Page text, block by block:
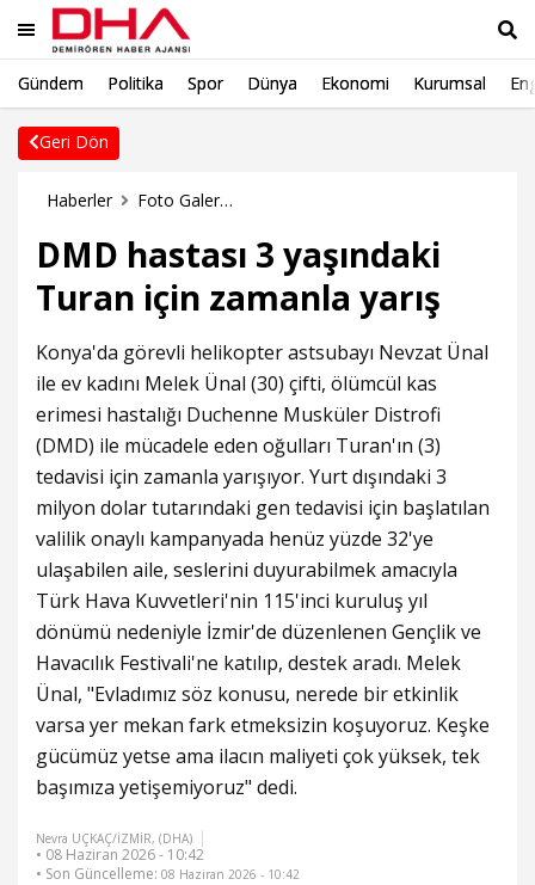
Geri Dön
Gündem Politika Spor Dünya Ekonomi Kurumsal
Haberler Foto Galeri Haberleri
DMD hastası 3 yaşındaki
Turan için zamanla yarış
Konya'da görevli helikopter astsubayı Nevzat Ünal
ile ev kadını Melek Ünal (30) çifti, ölümcül kas
erimesi hastalığı Duchenne Musküler Distrofi
(DMD) ile mücadele eden oğulları Turan'ın (3)
tedavisi için zamanla yarışıyor. Yurt dışındaki 3
milyon dolar tutarındaki gen tedavisi için başlatılan
valilik onaylı kampanyada henüz yüzde 32'ye
ulaşabilen aile, seslerini duyurabilmek amacıyla
Türk Hava Kuvvetleri'nin 115'inci kuruluş yıl
dönümü nedeniyle İzmir'de düzenlenen Gençlik ve
Havacılık Festivali'ne katılıp, destek aradı. Melek
Ünal, "Evladımız söz konusu, nerede bir etkinlik
varsa yer mekan fark etmeksizin koşuyoruz. Keşke
gücümüz yetse ama ilacın maliyeti çok yüksek, tek
başımıza yetişemiyoruz" dedi.
Nevra UÇKAÇ/İZMİR, (DHA)
• 08 Haziran 2026 - 10:42
• Son Güncelleme: 08 Haziran 2026 - 10:42